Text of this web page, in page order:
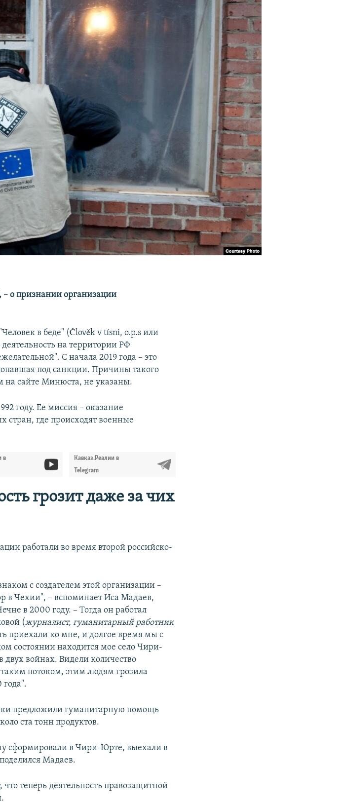
о признании организации
в беде" (Člověk v tísni, o.p.s или
деятельность на территории РФ
С начала 2019 года – это
под санкции. Причины такого
на сайте Минюста, не указаны.
году. Ее миссия – оказание
где происходят военные
в
Кавказ.Реалии в
Telegram
грозит даже за чих
работали во время второй российско-
с создателем этой организации –
в Чехии", – вспоминает Иса Мадаев,
в 2000 году. – Тогда он работал
(журналист, гуманитарный работник
приехали ко мне, и долгое время мы с
состоянии находится мое село Чири-
войнах. Видели количество
потоком, этим людям грозила
года".
предложили гуманитарную помощь
ста тонн продуктов.
сформировали в Чири-Юрте, выехали в
Мадаев.
теперь деятельность правозащитной